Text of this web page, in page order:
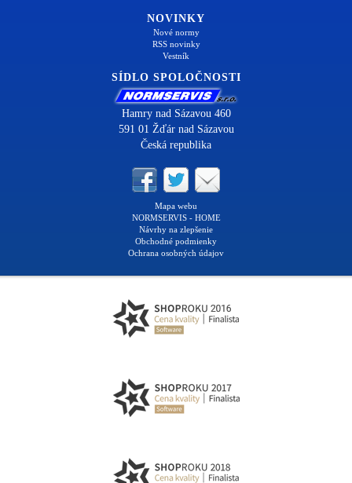
NOVINKY
Nové normy
RSS novinky
Vestník
SÍDLO SPOLOČNOSTI
Hamry nad Sázavou 460
591 01 Žďár nad Sázavou
Česká republika
Mapa webu
NORMSERVIS - HOME
Návrhy na zlepšenie
Obchodné podmienky
Ochrana osobných údajov